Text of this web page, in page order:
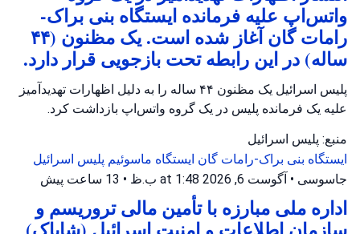
واتس‌اپ علیه فرمانده ایستگاه بنی براک-
رامات گان آغاز شده است. یک مظنون (۴۴
ساله) در این رابطه تحت بازجویی قرار دارد.
پلیس اسرائیل یک مظنون ۴۴ ساله را به دلیل اظهارات تهدیدآمیز
علیه یک فرمانده پلیس در یک گروه واتس‌اپ بازداشت کرد.
منبع: پلیس اسرائیل
ایستگاه بنی براک-رامات گان ایستگاه ماسوئیم پلیس اسرائیل
جاسوسی • آگوست 6, 2026 at 1:48 ب.ظ • 13 ساعت پیش
اداره ملی مبارزه با تأمین مالی تروریسم و